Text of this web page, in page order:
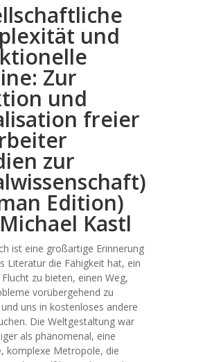
und
Zur
und
freier
zur
Edition)
Kastl
ist eine großartige Erinnerung
Literatur die Fähigkeit hat, ein
zu bieten, einen Weg,
vorübergehend zu
uns in kostenloses andere
Die Weltgestaltung war
als phänomenal, eine
komplexe Metropole, die